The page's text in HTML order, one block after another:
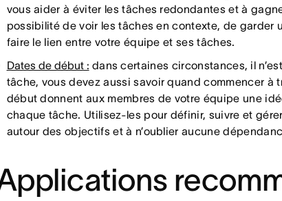
vous aider à éviter les tâches redondantes et à
possibilité de voir les tâches en contexte, de
faire le lien entre votre équipe et ses tâches.
Dates de début : dans certaines circonstances, il
tâche, vous devez aussi savoir quand commencer à
début donnent aux membres de votre équipe une
chaque tâche. Utilisez-les pour définir, suivre et
autour des objectifs et à n’oublier aucune